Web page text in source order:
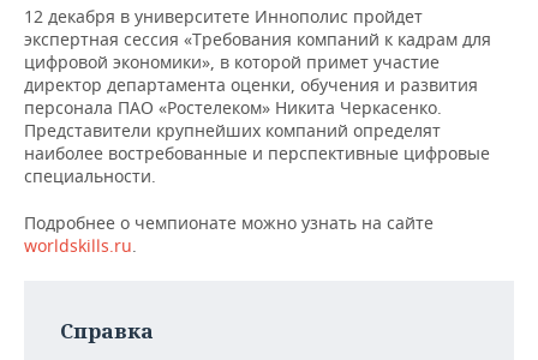
12 декабря в университете Иннополис пройдет
экспертная сессия «Требования компаний к кадрам для
цифровой экономики», в которой примет участие
директор департамента оценки, обучения и развития
персонала ПАО «Ростелеком» Никита Черкасенко.
Представители крупнейших компаний определят
наиболее востребованные и перспективные цифровые
специальности.
Подробнее о чемпионате можно узнать на сайте
worldskills.ru.
Справка